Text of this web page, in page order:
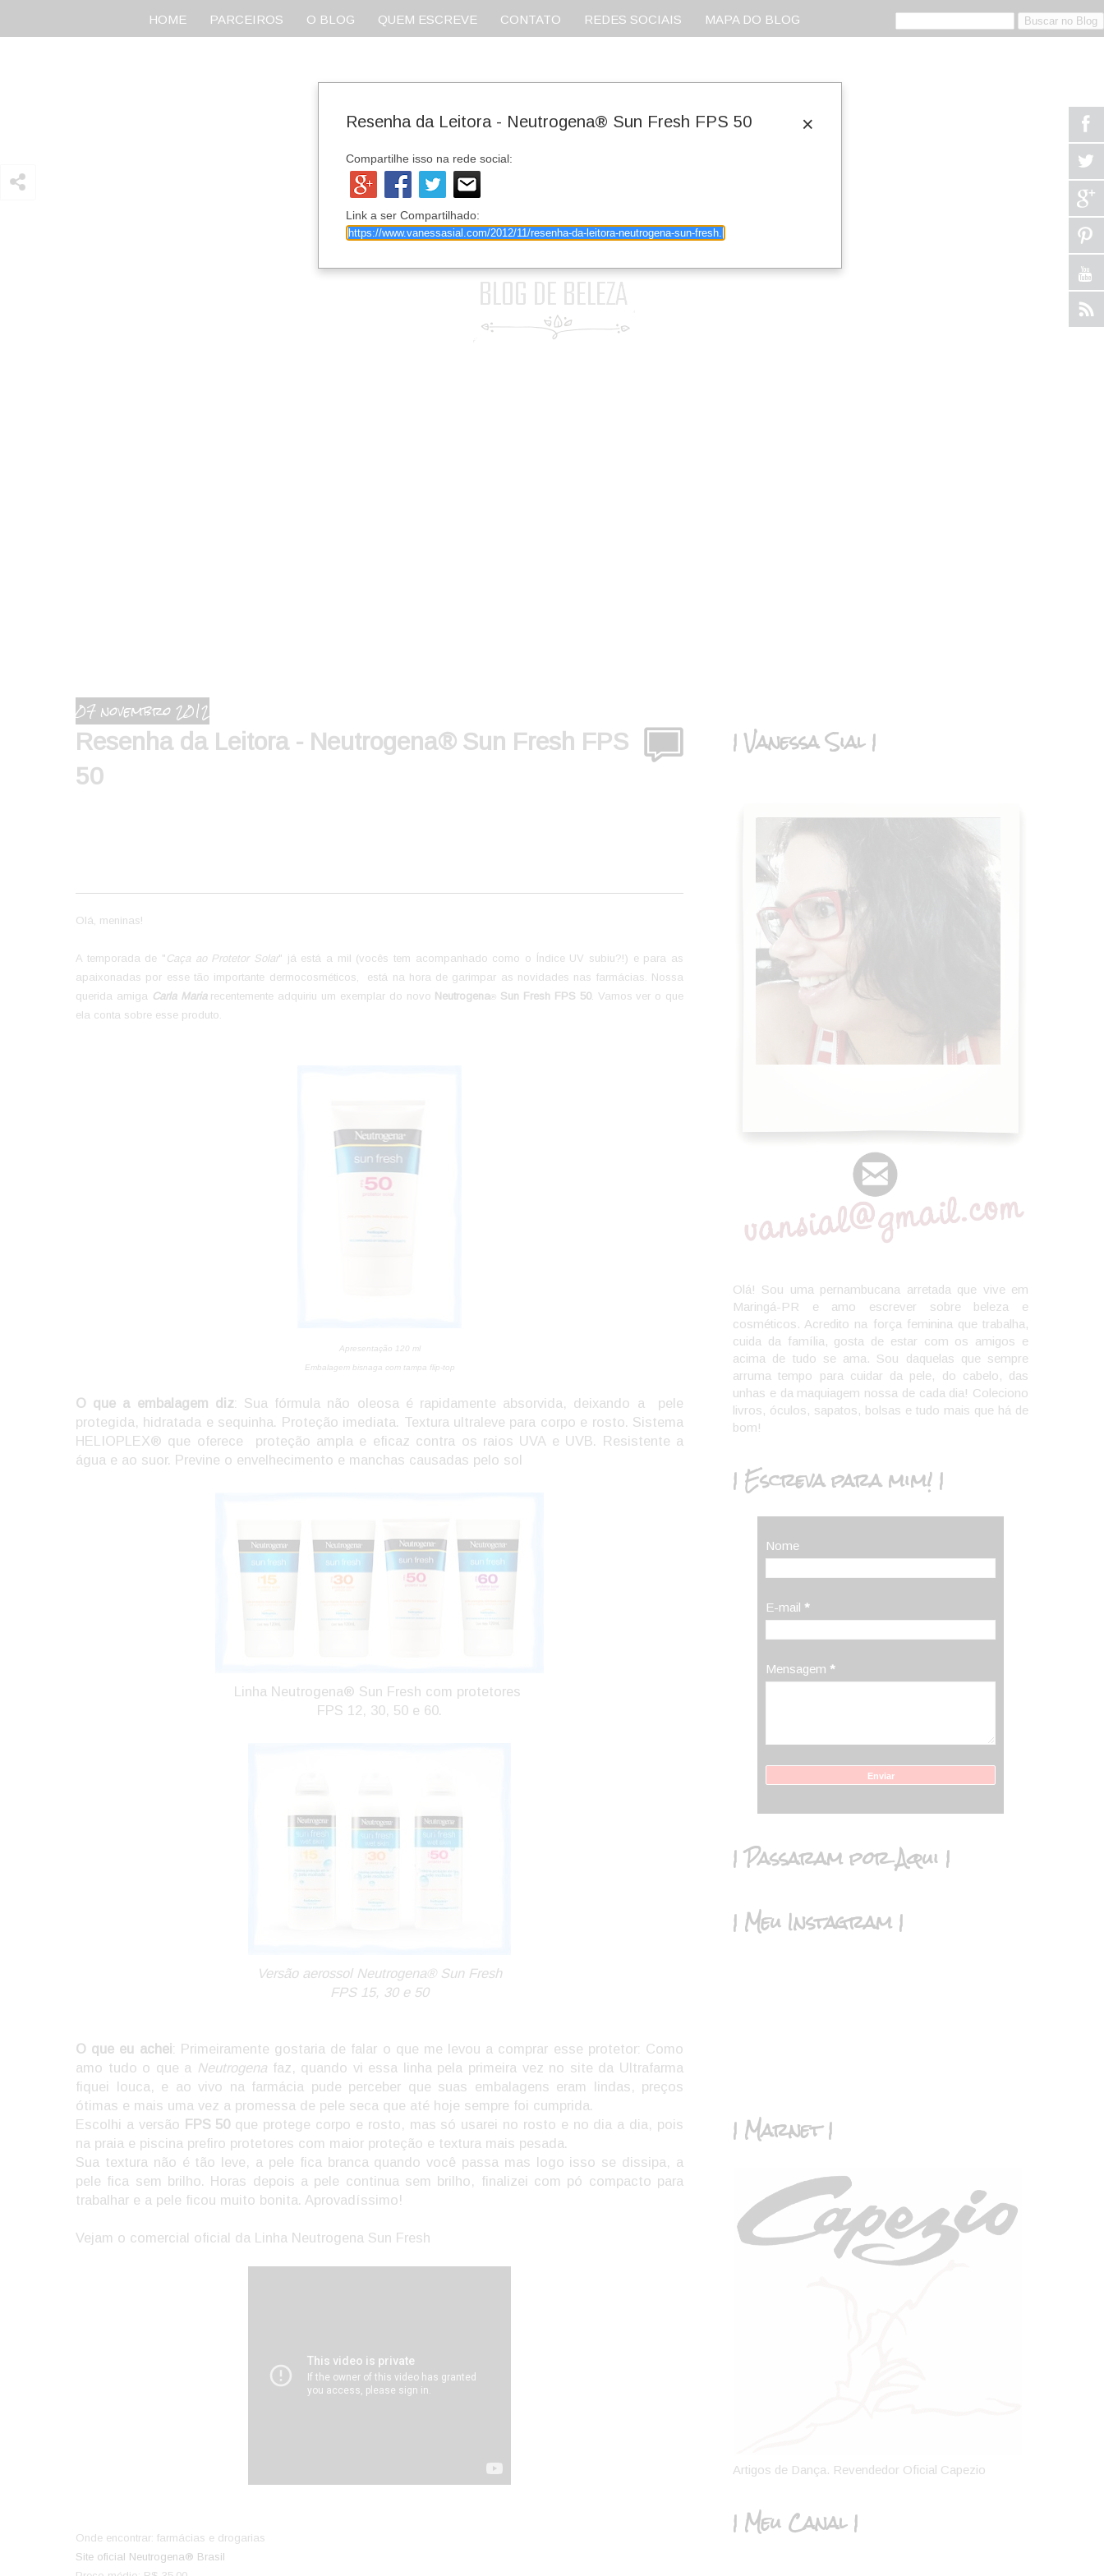
HOME PARCEIROS O BLOG QUEM ESCREVE CONTATO REDES SOCIAIS MAPA DO BLOG
07 novembro 2012
Resenha da Leitora - Neutrogena® Sun Fresh FPS
50
Olá, meninas!
A temporada de " Caça ao Protetor Solar" já está a mil (vocês tem acompanhado como o Índice UV subiu?!) e para as
apaixonadas por esse tão importante dermocosméticos, está na hora de garimpar as novidades nas farmácias. Nossa
querida amiga Carla Mariarecentemente adquiriu um exemplar do novo Neutrogena® Sun Fresh FPS 50. Vamos ver o que
ela conta sobre esse produto.
Apresentação 120 ml
Embalagem bisnaga com tampa flip-top
O que a embalagem diz: Sua fórmula não oleosa é rapidamente absorvida, deixando a pele
protegida, hidratada e sequinha. Proteção imediata. Textura ultraleve para corpo e rosto. Sistema
HELIOPLEX® que oferece proteção ampla e eficaz contra os raios UVA e UVB. Resistente a
água e ao suor. Previne o envelhecimento e manchas causadas pelo sol
Linha Neutrogena® Sun Fresh com protetores
FPS 12, 30, 50 e 60.
Versão aerossol Neutrogena® Sun Fresh
FPS 15, 30 e 50
O que eu achei: Primeiramente gostaria de falar o que me levou a comprar esse protetor: Como
amo tudo o que a Neutrogenafaz, quando vi essa linha pela primeira vez no site da Ultrafarma
fiquei louca, e ao vivo na farmácia pude perceber que suas embalagens eram lindas, preços
ótimas e mais uma vez a promessa de pele seca que até hoje sempre foi cumprida.
Escolhi a versão FPS 50 que protege corpo e rosto, mas só usarei no rosto e no dia a dia, pois
na praia e piscina prefiro protetores com maior proteção e textura mais pesada.
Sua textura não é tão leve, a pele fica branca quando você passa mas logo isso se dissipa, a
pele fica sem brilho. Horas depois a pele continua sem brilho, finalizei com pó compacto para
trabalhar e a pele ficou muito bonita. Aprovadíssimo!
Vejam o comercial oficial da Linha Neutrogena Sun Fresh
Onde encontrar: farmácias e drogarias
Site oficial Neutrogena® Brasil
Resenha da Leitora - Neutrogena® Sun Fresh FPS 50 ×
Compartilhe isso na rede social:
Link a ser Compartilhado:
| Vanessa Sial |
Olá! Sou uma pernambucana arretada que vive em
Maringá-PR e amo escrever sobre beleza e
cosméticos. Acredito na força feminina que trabalha,
cuida da família, gosta de estar com os amigos e
acima de tudo se ama. Sou daquelas que sempre
arruma tempo para cuidar da pele, do cabelo, das
unhas e da maquiagem nossa de cada dia! Coleciono
livros, óculos, sapatos, bolsas e tudo mais que há de
bom!
| Escreva para mim! |
Nome
E-mail *
Mensagem *
| Passaram por Aqui |
| Meu Instagram |
| Marnet |
Artigos de Dança. Revendedor Oficial Capezio
| Meu Canal |